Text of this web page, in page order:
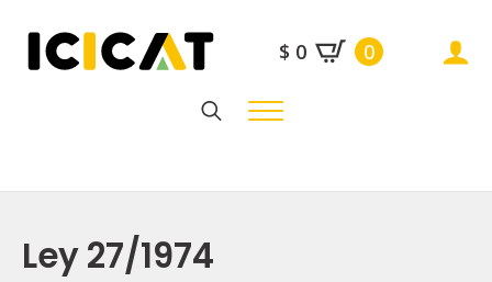
$ 0 0
Ley 27/1974